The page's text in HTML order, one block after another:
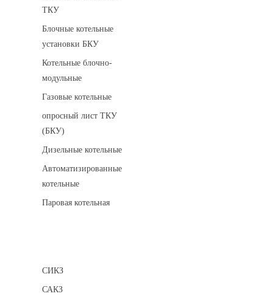
ТКУ
Блочные котельные
установки БКУ
Котельные блочно-
модульные
Газовые котельные
опросный лист ТКУ
(БКУ)
Дизельные котельные
Автоматизированные
котельные
Паровая котельная
СИКЗ
САКЗ